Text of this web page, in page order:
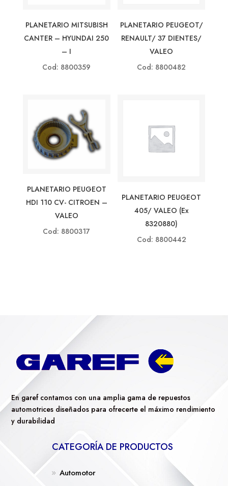
PLANETARIO MITSUBISH
CANTER – HYUNDAI 250
– I
Cod: 8800359
PLANETARIO PEUGEOT/
RENAULT/ 37 DIENTES/
VALEO
Cod: 8800482
PLANETARIO PEUGEOT
HDI 110 CV- CITROEN –
VALEO
Cod: 8800317
PLANETARIO PEUGEOT
405/ VALEO (ex
8320880)
Cod: 8800442
En garef contamos con una amplia gama de repuestos
automotrices diseñados para ofrecerte el máximo rendimiento
y durabilidad
CATEGORÍA DE PRODUCTOS
Automotor